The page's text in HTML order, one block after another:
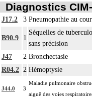
Diagnostics
J17.2 3 Pneumopathie au
B90.9 1
Séquelles de
sans précision
J47
2 Bronchectasie
R04.2 2 Hémoptysie
J44.0 3
Maladie pulmonaire
aiguë des voies